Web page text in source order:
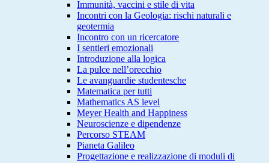
Immunità, vaccini e stile di vita
Incontri con la Geologia: rischi naturali e
geotermia
Incontro con un ricercatore
I sentieri emozionali
Introduzione alla logica
La pulce nell’orecchio
Le avanguardie studentesche
Matematica per tutti
Mathematics AS level
Meyer Health and Happiness
Neuroscienze e dipendenze
Percorso STEAM
Pianeta Galileo
Progettazione e realizzazione di moduli di